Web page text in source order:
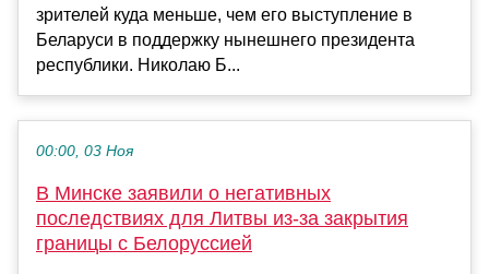
зрителей куда меньше, чем его выступление в
Беларуси в поддержку нынешнего президента
республики. Николаю Б...
00:00, 03 Ноя
В Минске заявили о негативных
последствиях для Литвы из-за закрытия
границы с Белоруссией